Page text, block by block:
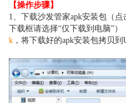
【操作步骤】
1、下载沙发管家apk安装包（
下载框请选择“仅下载到电脑”）
k ，将下载好的apk安装包拷贝到